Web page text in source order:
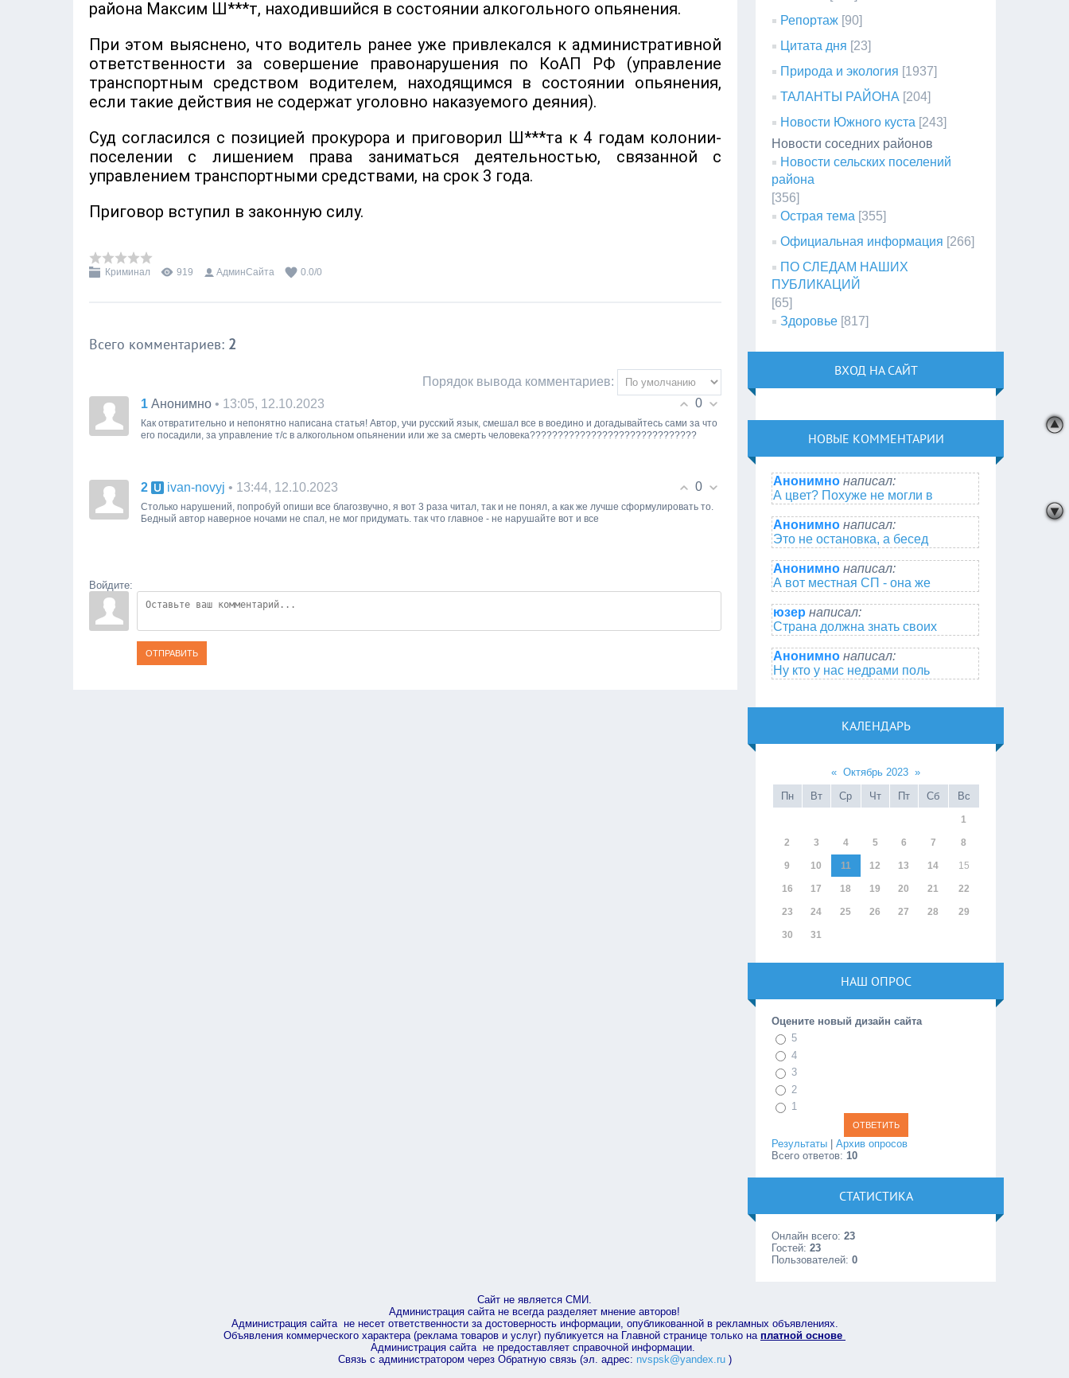
района Максим Ш***т, находившийся в состоянии алкогольного опьянения.
При этом выяснено, что водитель ранее уже привлекался к административной
ответственности за совершение правонарушения по КоАП РФ (управление
транспортным средством водителем, находящимся в состоянии опьянения,
если такие действия не содержат уголовно наказуемого деяния).
Суд согласился с позицией прокурора и приговорил Ш***та к 4 годам колонии-
поселении с лишением права заниматься деятельностью, связанной с
управлением транспортными средствами, на срок 3 года.
Приговор вступил в законную силу.
Криминал 919 АдминСайта 0.0/0
Всего комментариев: 2
Порядок вывода комментариев:
0
1 Анонимно • 13:05, 12.10.2023
Как отвратительно и непонятно написана статья! Автор, учи русский язык, смешал все в воедино и догадывайтесь сами за что
его посадили, за управление т/с в алкогольном опьянении или же за смерть человека??????????????????????????????
0
2 ivan-novyj • 13:44, 12.10.2023
Столько нарушений, попробуй опиши все благозвучно, я вот 3 раза читал, так и не понял, а как же лучше сформулировать то.
Бедный автор наверное ночами не спал, не мог придумать. так что главное - не нарушайте вот и все
Войдите:
ОТПРАВИТЬ
Репортаж [90]
Цитата дня [23]
Природа и экология [1937]
ТАЛАНТЫ РАЙОНА [204]
Новости Южного куста [243]
Новости соседних районов
Новости сельских поселений
района
[356]
Острая тема [355]
Официальная информация [266]
ПО СЛЕДАМ НАШИХ
ПУБЛИКАЦИЙ
[65]
Здоровье [817]
ВХОД НА САЙТ
НОВЫЕ КОММЕНТАРИИ
Анонимно написал:
А цвет? Похуже не могли в
Анонимно написал:
Это не остановка, а бесед
Анонимно написал:
А вот местная СП - она же
юзер написал:
Страна должна знать своих
Анонимно написал:
Ну кто у нас недрами поль
КАЛЕНДАРЬ
« Октябрь 2023 »
Пн
Вт Ср Чт Пт Сб Вс
1
2 3 4 5 6 7 8
9 10 11 12 13 14 15
16 17 18 19 20 21 22
23 24 25 26 27 28 29
30 31
НАШ ОПРОС
Оцените новый дизайн сайта
5
4
3
2
1
Результаты |Архив опросов
Всего ответов: 10
СТАТИСТИКА
Онлайн всего:23
Гостей:23
Пользователей:0
Сайт не является СМИ.
Администрация сайта не всегда разделяет мнение авторов!
Администрация сайта не несет ответственности за достоверность информации, опубликованной в рекламных объявлениях.
Объявления коммерческого характера (реклама товаров и услуг) публикуется на Главной странице только на платной основе
Администрация сайта не предоставляет справочной информации.
Связь с администратором через Обратную связь (эл. адрес: nvspsk@yandex.ru)